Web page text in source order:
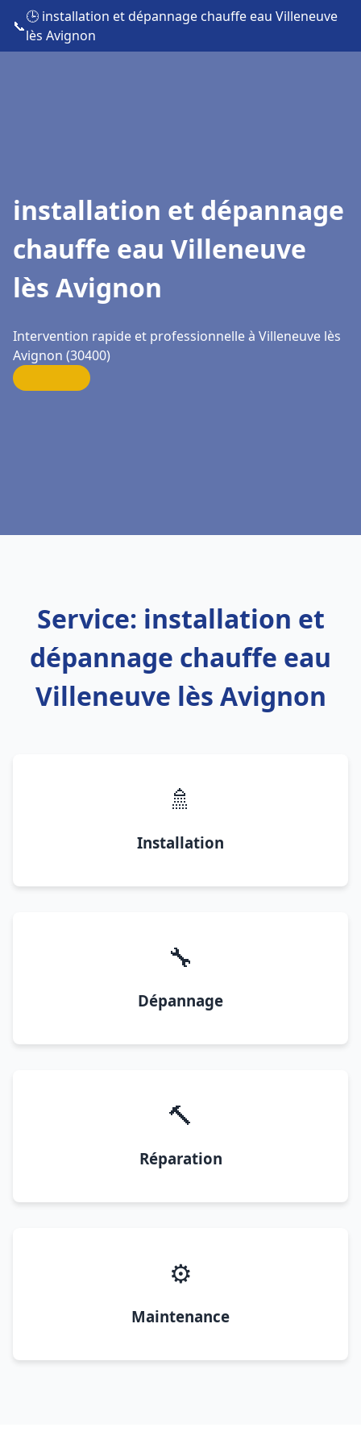
📞
🕒 installation et dépannage chauffe eau Villeneuve
lès Avignon
installation et dépannage
chauffe eau Villeneuve
lès Avignon
Intervention rapide et professionnelle à Villeneuve lès
Avignon (30400)
Service: installation et
dépannage chauffe eau
Villeneuve lès Avignon
🚿
Installation
🔧
Dépannage
🔨
Réparation
⚙️
Maintenance